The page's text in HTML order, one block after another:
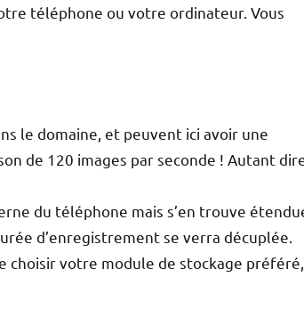
téléphone ou votre ordinateur. Vous
le domaine, et peuvent ici avoir une
de 120 images par seconde ! Autant
du téléphone mais s’en trouve
d’enregistrement se verra décuplée.
choisir votre module de stockage